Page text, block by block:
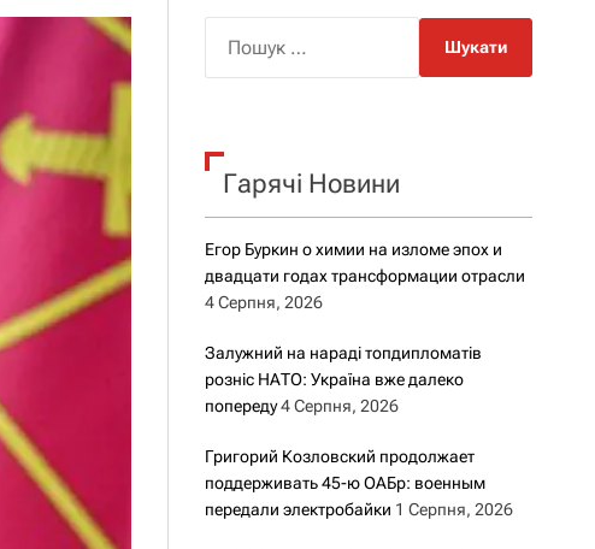
о
у
к
Гарячі Новини
Егор Буркин о химии на изломе эпох и
двадцати годах трансформации отрасли
4 Серпня, 2026
Залужний на нараді топдипломатів
розніс НАТО: Україна вже далеко
попереду 4 Серпня, 2026
Григорий Козловский продолжает
поддерживать 45-ю ОАБр: военным
передали электробайки 1 Серпня, 2026